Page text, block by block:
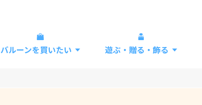
バルーンを買いたい 遊ぶ・贈る・飾る